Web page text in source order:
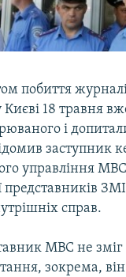
RL
побиття
18 травня
і
заступник
управління
представників
справ.
МВС не зміг
зокрема,